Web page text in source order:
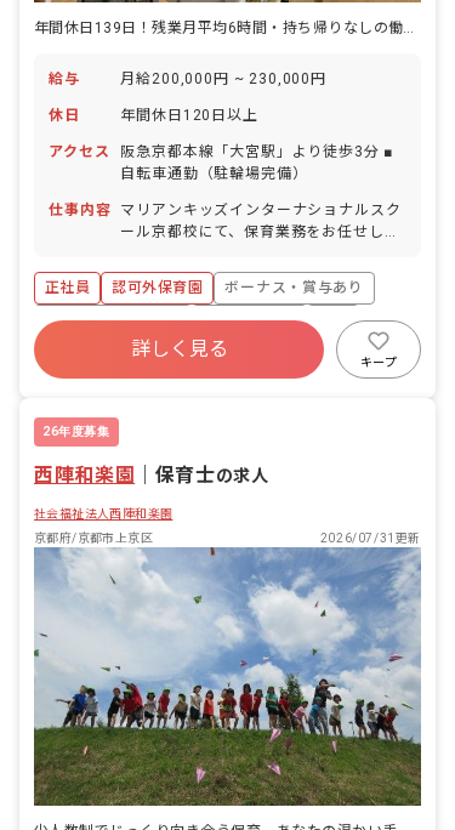
給与 月給200,000円 ~ 230,000円
休日 年間休日120日以上
アクセス
阪急京都本線「大宮駅」より徒歩3分 ■
自転車通勤（駐輪場完備）
仕事内容
マリアンキッズインターナショナルスク
ール京都校にて、保育業務をお任せしま
成 ・教材準備 ・行事の企画・運営 ・保
護者対応 ・外国人スタッフとの協働 な
ど ※日本人の仲間とも協力してクラス運
営に携わっていただきます。 ※業務の流
れはOJT形式で学べますので、分からな
いことはすぐに相談していただけます。
ス 職員4名
正社員 認可外保育園
ボーナス・賞与あり
年間休日120日以上
社会保険完備
福利厚生充実
残業少なめ
昇給昇進あり
詳しく見る
キープ
26年度募集
西陣和楽園 保育士の求人
社会福祉法人西陣和楽園
京都府/京都市上京区
2026/07/31更新